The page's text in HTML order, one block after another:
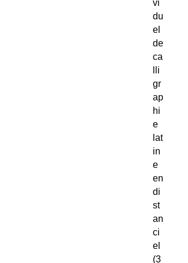
vi
du
el
de
ca
lli
gr
ap
hi
e
lat
in
e
en
di
st
an
ci
el
(3